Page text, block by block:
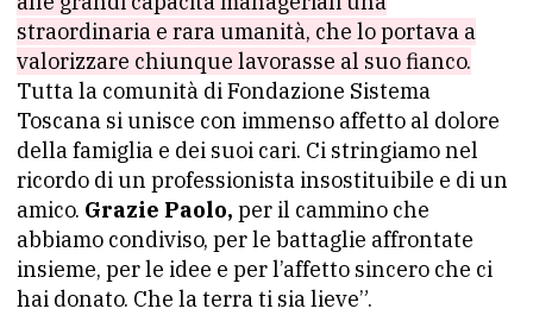
straordinaria e rara umanità, che lo portava a
valorizzare chiunque lavorasse al suo fianco.
Tutta la comunità di Fondazione Sistema
Toscana si unisce con immenso affetto al dolore
della famiglia e dei suoi cari. Ci stringiamo nel
ricordo di un professionista insostituibile e di un
amico. Grazie Paolo, per il cammino che
abbiamo condiviso, per le battaglie affrontate
insieme, per le idee e per l’affetto sincero che ci
hai donato. Che la terra ti sia lieve”.